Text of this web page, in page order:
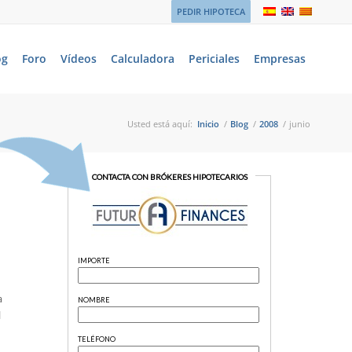
PEDIR HIPOTECA
Foro Vídeos Calculadora Periciales Empresas
Usted está aquí: Inicio / Blog / 2008 / junio